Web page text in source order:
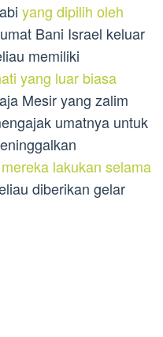
yang dipilih oleh
Bani Israel keluar
memiliki
yang luar biasa
Mesir yang zalim
umatnya untuk
lakukan selama
diberikan gelar